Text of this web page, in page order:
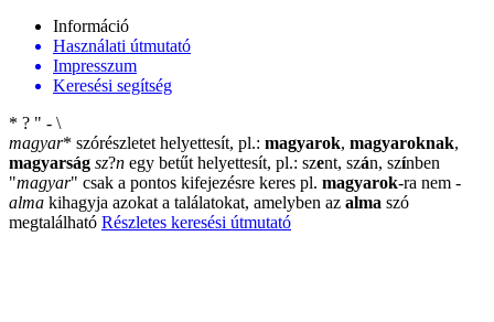
Információ
Használati útmutató
Impresszum
Keresési segítség
* ? " - \
magyar* szórészletet helyettesít, pl.: magyarok, magyaroknak,
magyarság sz?n egy betűt helyettesít, pl.: szent, szán, színben
"magyar" csak a pontos kifejezésre keres pl. magyarok-ra nem -
alma kihagyja azokat a találatokat, amelyben az alma szó
megtalálható Részletes keresési útmutató